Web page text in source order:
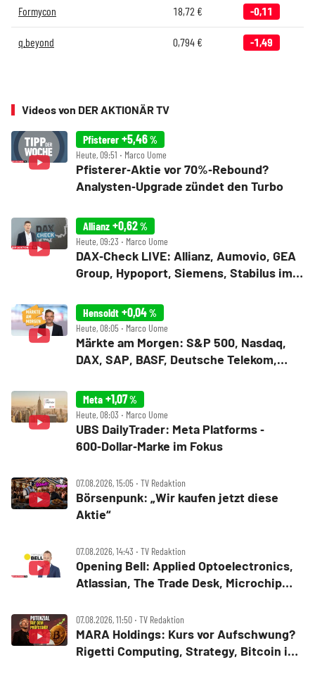
Formycon 18,72 € -0,11
q.beyond 0,794 € -1,49
Videos von DER AKTIONÄR TV
Pfisterer +5,46%
Heute, 09:51 ‧ Marco Uome
Pfisterer‑Aktie vor 70%‑Rebound?
Analysten‑Upgrade zündet den Turbo
Allianz +0,62%
Heute, 09:23 ‧ Marco Uome
DAX‑Check LIVE: Allianz, Aumovio, GEA
Group, Hypoport, Siemens, Stabilus im
Hensoldt +0,04%
Heute, 08:05 ‧ Marco Uome
Märkte am Morgen: S&P 500, Nasdaq,
DAX, SAP, BASF, Deutsche Telekom,
Meta +1,07%
Heute, 08:03 ‧ Marco Uome
UBS DailyTrader: Meta Platforms ‑
600‑Dollar‑Marke im Fokus
07.08.2026, 15:05 ‧ TV Redaktion
Börsenpunk: „Wir kaufen jetzt diese
Aktie“
07.08.2026, 14:43 ‧ TV Redaktion
Opening Bell: Applied Optoelectronics,
Atlassian, The Trade Desk, Microchip
Digital
07.08.2026, 11:50 ‧ TV Redaktion
MARA Holdings: Kurs vor Aufschwung?
Rigetti Computing, Strategy, Bitcoin in